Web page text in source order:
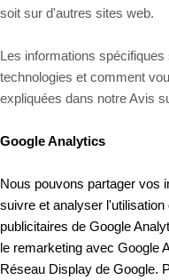
soit sur d'autres sites web.
Les informations
technologies et comment
expliquées dans notre Avis
Google Analytics
Nous pouvons partager vos
suivre et analyser
publicitaires de Google
le remarketing avec Google
Réseau Display de Google.